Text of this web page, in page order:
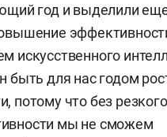
год и выделили
искусственного
быть для нас годом
потому что без
мы не сможем